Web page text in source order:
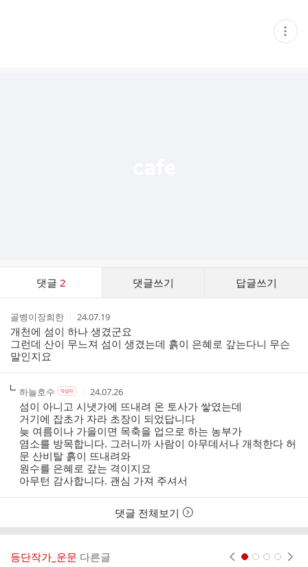
현
재
댓글 2 댓글쓰기 답글쓰기
작
성
자
골벵이장희한
작
성
시
간
24.07.19
개천에 섬이 하나 생겼군요
그런데 산이 무느져 섬이 생겼는데 흙이 은혜로 갚는다니 무슨
말인지요
작
성
자
하늘호수 작
성
자
본
인
여
부
작
성
자
작
성
시
간
24.07.26
섬이 아니고 시냇가에 뜨내려 온 토사가 쌓였는데
거기에 잡초가 자라 초장이 되었답니다
늦 여름이나 가을이면 목축을 업으로 하는 농부가
염소를 방목합니다. 그러니까 사람이 아무데서나 개척한다 허
문 산비탈 흙이 뜨내려와
원수를 은혜로 갚는 격이지요
아무턴 감사합니다. 괜심 가져 주셔서
댓글 전체보기
등단작가_운문 다른글